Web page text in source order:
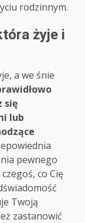
rodzinnym.
żyje i
a we śnie
się
lub
pewnego
co Cię
Twoją
zastanowić